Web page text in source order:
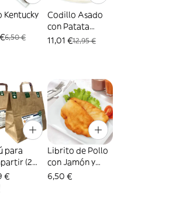
Kentucky
6,50 €
Codillo Asado
con Patata
Panadera
11,01 €12,95 €
para
(2
€
Librito de Pollo
con Jamón y
Queso
6,50 €